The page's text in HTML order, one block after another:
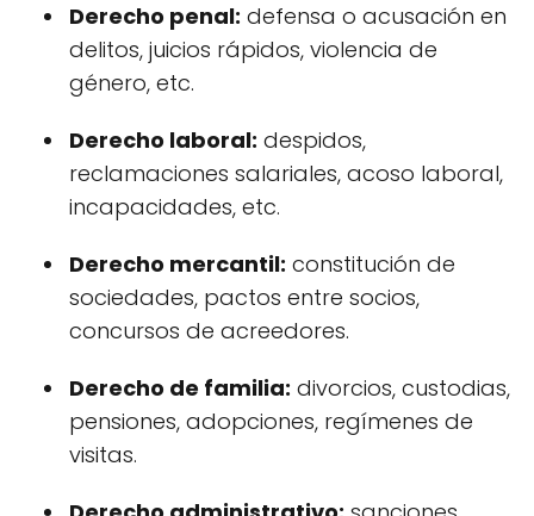
Derecho penal: defensa o acusación en
delitos, juicios rápidos, violencia de
género, etc.
Derecho laboral: despidos,
reclamaciones salariales, acoso laboral,
incapacidades, etc.
Derecho mercantil: constitución de
sociedades, pactos entre socios,
concursos de acreedores.
Derecho de familia: divorcios, custodias,
pensiones, adopciones, regímenes de
visitas.